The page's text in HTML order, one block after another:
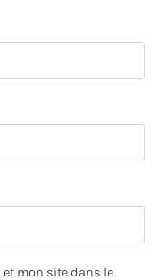
mon site dans le